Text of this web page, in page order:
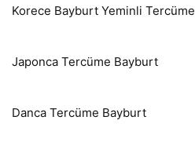
Korece Bayburt Yeminli Tercüme
Japonca Tercüme Bayburt
Danca Tercüme Bayburt